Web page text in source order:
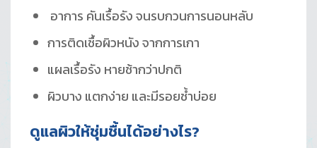
อาการ คันเรื้อรัง จนรบกวนการนอนหลับ
การติดเชื้อผิวหนัง จากการเกา
แผลเรื้อรัง หายช้ากว่าปกติ
ผิวบาง แตกง่าย และมีรอยช้ำบ่อย
ดูแลผิวให้ชุ่มชื้นได้อย่างไร?